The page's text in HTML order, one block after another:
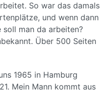
So war das damals
und wenn dann
man da arbeiten?
Über 500 Seiten
1965 in Hamburg
Mein Mann kommt aus